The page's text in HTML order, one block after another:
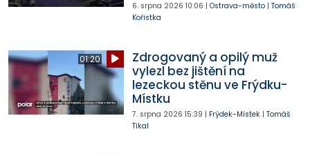
6. srpna 2026 10:06 | Ostrava-město| Tomáš
Kořistka
01:20
Zdrogovaný a opilý muž
vylezl bez jištění na
lezeckou stěnu ve Frýdku-
Místku
7. srpna 2026 15:39 | Frýdek-Místek| Tomáš
Tikal